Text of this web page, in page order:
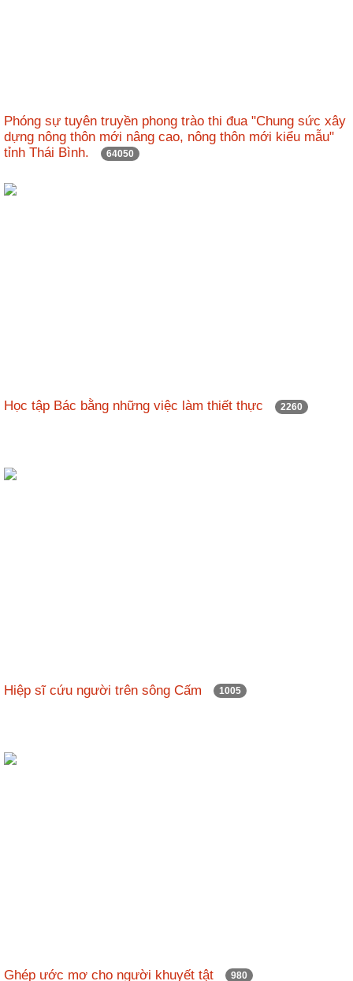
Phóng sự tuyên truyền phong trào thi đua "Chung sức xây
dựng nông thôn mới nâng cao, nông thôn mới kiểu mẫu"
tỉnh Thái Bình.
64050
Học tập Bác bằng những việc làm thiết thực 2260
Hiệp sĩ cứu người trên sông Cấm 1005
Ghép ước mơ cho người khuyết tật 980